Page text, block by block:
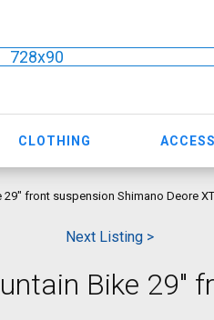
728x90
CLOTHING
29" front suspension Shimano Deore
Next Listing >
Bike 29"